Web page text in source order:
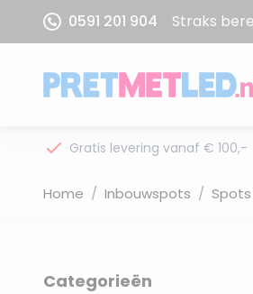
Ga naar de inhoud
0591 201 904 Straks
Gratis levering vanaf € 100,-
Home / Inbouwspots /
Categorieën